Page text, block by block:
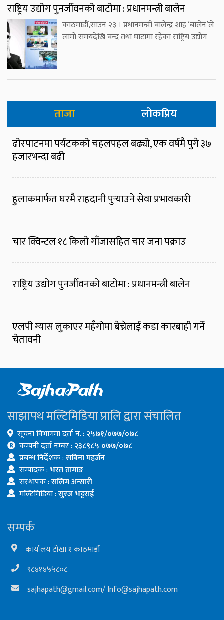
राष्ट्रिय उद्योग पुनर्जीवनको बाटोमा : प्रधानमन्त्री बालेन
काठमाडौँ,साउन २३ । प्रधानमन्त्री बालेन्द्र शाह ‘बालेन’ले
लामो समयदेखि बन्द तथा घाटामा रहेका राष्ट्रिय उद्योग
ताजा लोकप्रिय
ढोरपाटनमा पर्यटकको चहलपहल बढ्यो, एक वर्षमै पुगे ३७
हजारभन्दा बढी
हुलाकमार्फत घरमै राहदानी पुर्‍याउने सेवा प्रभावकारी
चार क्विन्टल १८ किलो गाँजासहित चार जना पक्राउ
राष्ट्रिय उद्योग पुनर्जीवनको बाटोमा : प्रधानमन्त्री बालेन
एलपी ग्यास लुकाएर महँगोमा बेच्नेलाई कडा कारबाही गर्ने
चेतावनी
साझापथ मल्टिमिडिया प्रालि द्वारा संचालित
सूचना विभागमा दर्ता नं. : २५७१/०७७/०७८
कम्पनी दर्ता नम्बर : २३८९८५ ०७७/०७८
प्रबन्ध निर्देशक :सबिना महर्जन
सम्पादक :भरत तामाङ
संस्थापक :सलिम अन्सारी
मल्टिमिडिया :सुरज भट्टराई
सम्पर्क
कार्यालय टोखा १ काठमाडौं
९८४१४५५८०८
sajhapath@gmail.com/Info@sajhapath.com